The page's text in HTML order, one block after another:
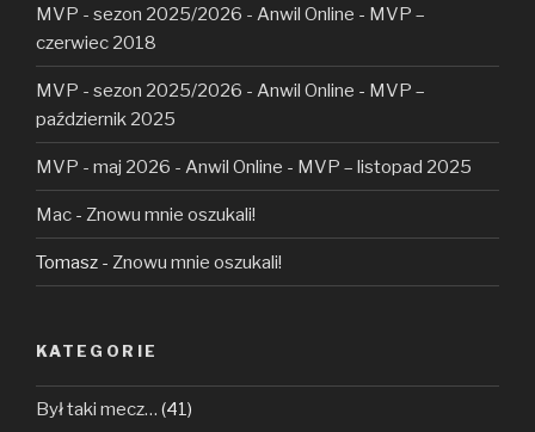
MVP - sezon 2025/2026 - Anwil Online - MVP –
czerwiec 2018
MVP - sezon 2025/2026 - Anwil Online - MVP –
październik 2025
MVP - maj 2026 - Anwil Online - MVP – listopad 2025
Mac - Znowu mnie oszukali!
Tomasz - Znowu mnie oszukali!
KATEGORIE
Był taki mecz… (41)